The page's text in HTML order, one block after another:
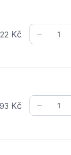
22 Kč
93 Kč